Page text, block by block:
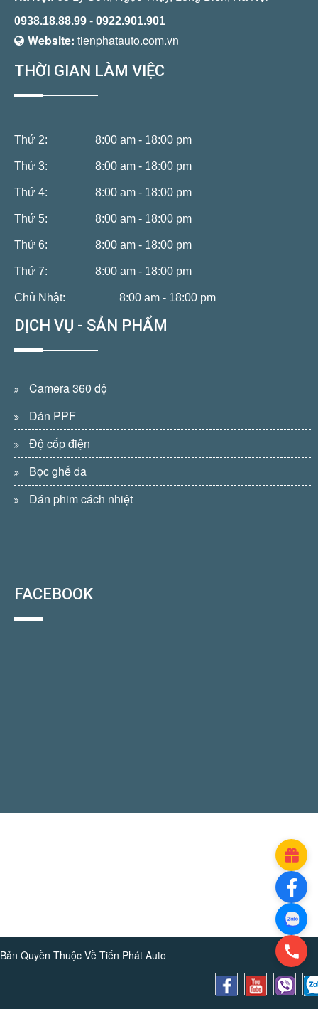
0938.18.88.99 - 0922.901.901
Website: tienphatauto.com.vn
THỜI GIAN LÀM VIỆC
Thứ 2: 8:00 am - 18:00 pm
Thứ 3: 8:00 am - 18:00 pm
Thứ 4: 8:00 am - 18:00 pm
Thứ 5: 8:00 am - 18:00 pm
Thứ 6: 8:00 am - 18:00 pm
Thứ 7: 8:00 am - 18:00 pm
Chủ Nhật: 8:00 am - 18:00 pm
DỊCH VỤ - SẢN PHẨM
Camera 360 độ
Dán PPF
Độ cốp điện
Bọc ghế da
Dán phim cách nhiệt
FACEBOOK
Bản Quyền Thuộc Về Tiến Phát Auto